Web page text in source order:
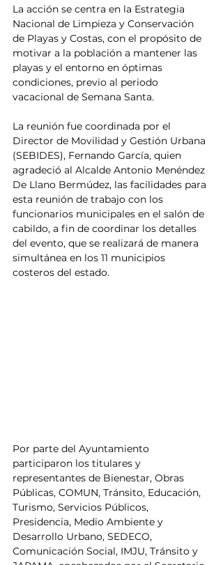
La acción se centra en la Estrategia
Nacional de Limpieza y Conservación
de Playas y Costas, con el propósito de
motivar a la población a mantener las
playas y el entorno en óptimas
condiciones, previo al periodo
vacacional de Semana Santa.
La reunión fue coordinada por el
Director de Movilidad y Gestión Urbana
(SEBIDES), Fernando García, quien
agradeció al Alcalde Antonio Menéndez
De Llano Bermúdez, las facilidades para
esta reunión de trabajo con los
funcionarios municipales en el salón de
cabildo, a fin de coordinar los detalles
del evento, que se realizará de manera
simultánea en los 11 municipios
costeros del estado.
Por parte del Ayuntamiento
participaron los titulares y
representantes de Bienestar, Obras
Públicas, COMUN, Tránsito, Educación,
Turismo, Servicios Públicos,
Presidencia, Medio Ambiente y
Desarrollo Urbano, SEDECO,
Comunicación Social, IMJU, Tránsito y